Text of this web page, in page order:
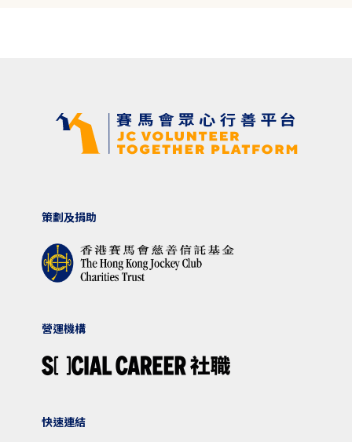
策劃及捐助
營運機構
快速連結